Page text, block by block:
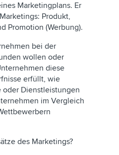
Marketingplans. Er
Produkt,
Promotion (Werbung).
bei der
wollen oder
diese
erfüllt, wie
Dienstleistungen
im Vergleich
des Marketings?